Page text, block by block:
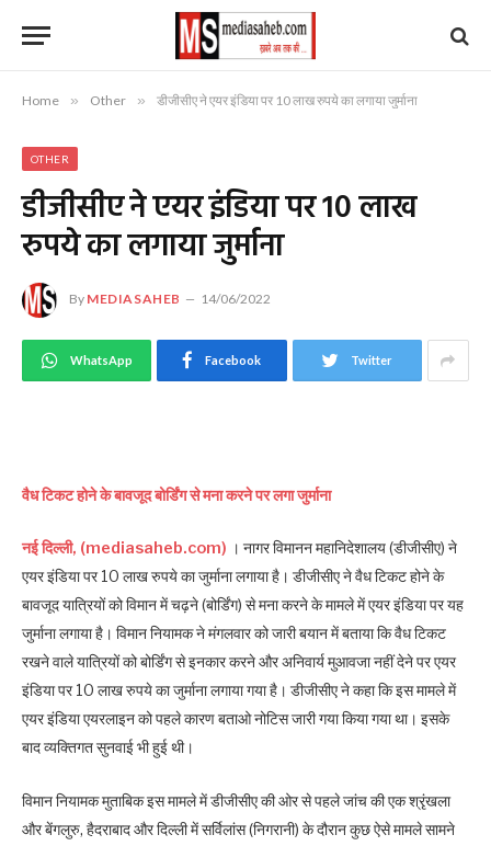
Home » Other » डीजीसीए ने एयर इंडिया पर 10 लाख रुपये का लगाया जुर्माना
OTHER
डीजीसीए ने एयर इंडिया पर 10 लाख
रुपये का लगाया जुर्माना
By MEDIASAHEB 14/06/2022
WhatsApp Facebook Twitter
वैध टिकट होने के बावजूद बोर्डिंग से मना करने पर लगा जुर्माना
नई दिल्ली, (mediasaheb.com) । नागर विमानन महानिदेशालय (डीजीसीए) ने
एयर इंडिया पर 10 लाख रुपये का जुर्माना लगाया है। डीजीसीए ने वैध टिकट होने के
बावजूद यात्रियों को विमान में चढ़ने (बोर्डिंग) से मना करने के मामले में एयर इंडिया पर यह
जुर्माना लगाया है। विमान नियामक ने मंगलवार को जारी बयान में बताया कि वैध टिकट
रखने वाले यात्रियों को बोर्डिंग से इनकार करने और अनिवार्य मुआवजा नहीं देने पर एयर
इंडिया पर 10 लाख रुपये का जुर्माना लगाया गया है। डीजीसीए ने कहा कि इस मामले में
एयर इंडिया एयरलाइन को पहले कारण बताओ नोटिस जारी गया किया गया था। इसके
बाद व्यक्तिगत सुनवाई भी हुई थी।
विमान नियामक मुताबिक इस मामले में डीजीसीए की ओर से पहले जांच की एक श्रृंखला
और बेंगलुरु, हैदराबाद और दिल्ली में सर्विलांस (निगरानी) के दौरान कुछ ऐसे मामले सामने